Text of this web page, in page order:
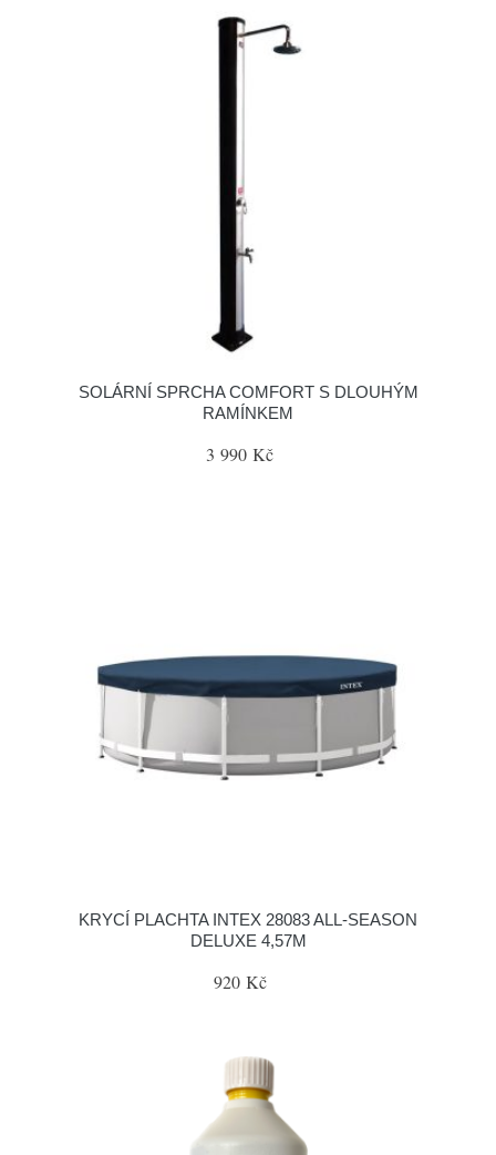
SOLÁRNÍ SPRCHA COMFORT S DLOUHÝM
RAMÍNKEM
3 990 Kč
KRYCÍ PLACHTA INTEX 28083 ALL-SEASON
DELUXE 4,57M
920 Kč